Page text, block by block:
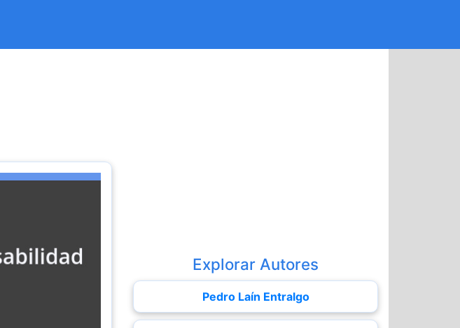
Explorar Autores
Pedro Laín Entralgo